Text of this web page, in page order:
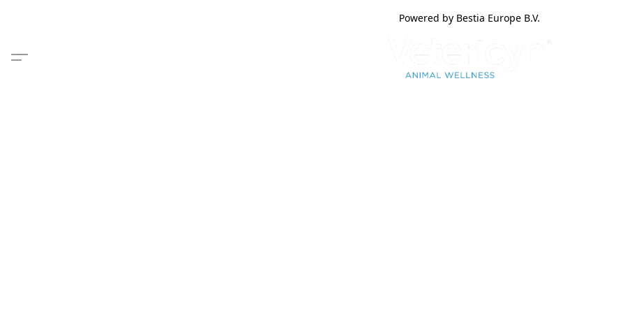
Powered by Bestia Europe B.V.